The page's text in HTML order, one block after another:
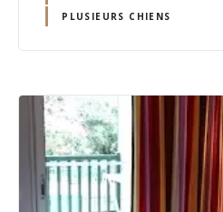
PLUSIEURS CHIENS